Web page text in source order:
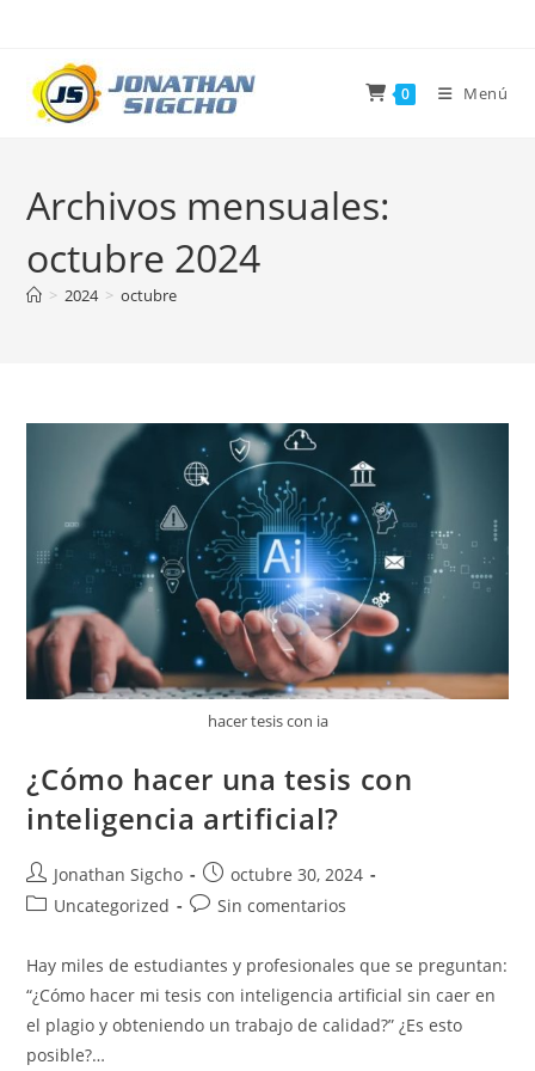
contenido
0 Menú
Archivos mensuales:
octubre 2024
> 2024 > octubre
hacer tesis con ia
¿Cómo hacer una tesis con
inteligencia artificial?
Autor
de
Jonathan Sigcho
Publicación
de
octubre 30, 2024
Categoría
entrada:
Uncategorized
Comentarios
entrada:
Sin comentarios
Hay miles de estudiantes y profesionales que se preguntan:
“¿Cómo hacer mi tesis con inteligencia artificial sin caer en
el plagio y obteniendo un trabajo de calidad?” ¿Es esto
posible?…